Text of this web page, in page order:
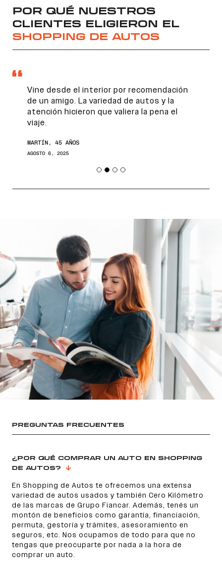
POR QUÉ NUESTROS
CLIENTES ELIGIERON EL
SHOPPING DE AUTOS
Vine desde el interior por recomendación
de un amigo. La variedad de autos y la
atención hicieron que valiera la pena el
viaje.
MARTÍN, 45 AÑOS
AGOSTO 6, 2025
PREGUNTAS FRECUENTES
¿POR QUÉ COMPRAR UN AUTO EN SHOPPING
DE AUTOS?
En Shopping de Autos te ofrecemos una extensa
variedad de autos usados y también Cero Kilómetro
de las marcas de Grupo Fiancar. Además, tenés un
montón de beneficios como garantía, financiación,
permuta, gestoría y trámites, asesoramiento en
seguros, etc. Nos ocupamos de todo para que no
tengas que preocuparte por nada a la hora de
comprar un auto.